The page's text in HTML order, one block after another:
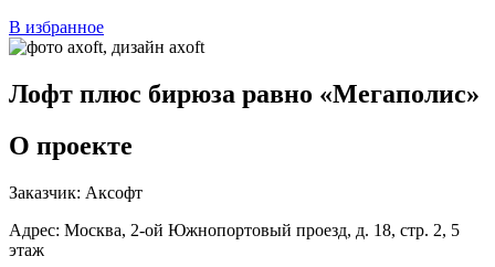
В избранное
Лофт плюс бирюза равно «Мегаполис»
О проекте
Заказчик: Аксофт
Адрес: Москва, 2-ой Южнопортовый проезд, д. 18, стр. 2, 5
этаж